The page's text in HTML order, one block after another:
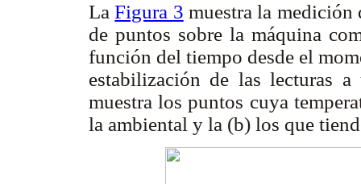
LaFigura 3 muestra la medición
de puntos sobre la máquina
función del tiempo desde el
estabilización de las lecturas
muestra los puntos cuya
la ambiental y la (b) los que